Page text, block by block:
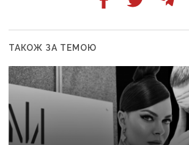
ТАКОЖ ЗА ТЕМОЮ